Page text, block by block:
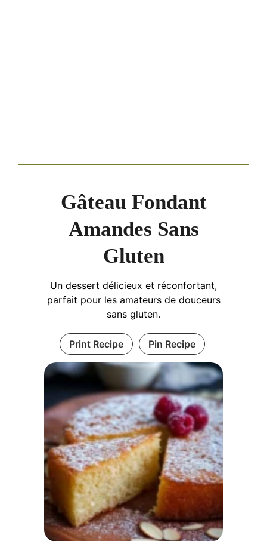
Gâteau Fondant
Amandes Sans
Gluten
Un dessert délicieux et réconfortant,
parfait pour les amateurs de douceurs
sans gluten.
Print Recipe Pin Recipe